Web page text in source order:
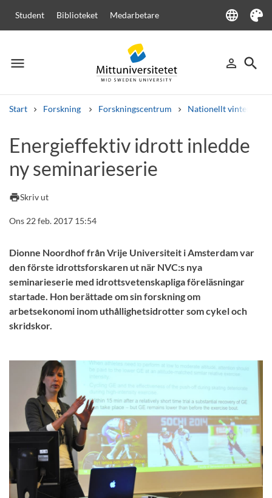
Student Biblioteket Medarbetare language
Language
Tema
menu
Meny person_outline
Logga in
search
Sök
Start Forskning Forskningscentrum Nationellt
Andra söktjänster
Kurser och program KursplanerVälkomstbrev
Lediga jobb
Energieffektiv idrott inledde
ny seminarieserie
printSkriv ut
Ons 22 feb. 2017 15:54
Dionne Noordhof från Vrije Universiteit i Amsterdam var
den förste idrottsforskaren ut när NVC:s nya
seminarieserie med idrottsvetenskapliga föreläsningar
startade. Hon berättade om sin forskning om
arbetsekonomi inom uthållighetsidrotter som cykel och
skridskor.